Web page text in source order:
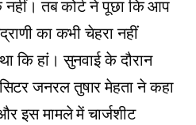
नहीं। तब कोर्ट ने पूछा कि आप
का कभी चेहरा नहीं
कि हां। सुनवाई के दौरान
जनरल तुषार मेहता ने कहा
इस मामले में चार्जशीट